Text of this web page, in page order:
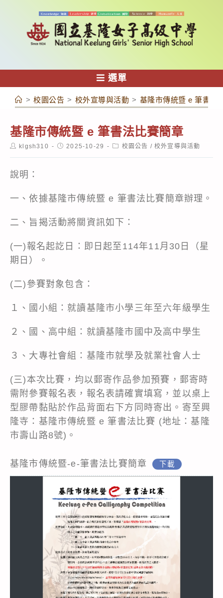
容
選單
> 校園公告 > 校外宣導與活動 > 基隆市傳統暨 e 筆書法
基隆市傳統暨 e 筆書法比賽簡章
Postklgsh310
Post2025-10-29
Post校園公告 / 校外宣導與活動
說明：
一、依據基隆市傳統暨 e 筆書法比賽簡章辦理。
二、旨揭活動將關資訊如下：
(一)報名起訖日：即日起至114年11月30日（星
期日）。
(二)參賽對象包含：
１、國小組：就讀基隆市小學三年至六年級學生
２、國、高中組：就讀基隆市國中及高中學生
３、大專社會組：基隆市就學及就業社會人士
(三)本次比賽，均以郵寄作品參加預賽，郵寄時
需附參賽報名表，報名表請確實填寫，並以桌上
型膠帶黏貼於作品背面右下方同時寄出。寄至興
隆寺：基隆市傳統暨 e 筆書法比賽 (地址：基隆
市壽山路8號)。
基隆市傳統暨-e-筆書法比賽簡章 下載